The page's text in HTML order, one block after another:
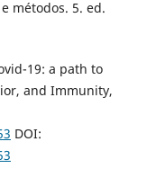
métodos. 5. ed.
19: a path to
and Immunity,
DOI: